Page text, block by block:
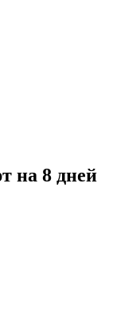
на 8 дней